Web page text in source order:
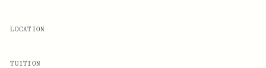
LOCATION
TUITION